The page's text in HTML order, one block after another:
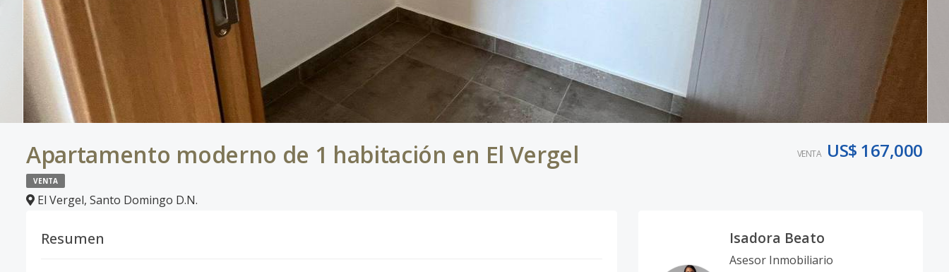
Apartamento moderno de 1 habitación en El Vergel
VENTA
El Vergel, Santo Domingo D.N.
VENTA US$ 167,000
Resumen Isadora Beato
Asesor Inmobiliario